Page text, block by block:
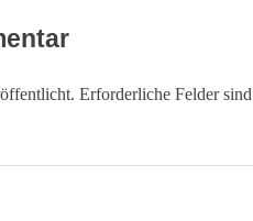
Erforderliche Felder